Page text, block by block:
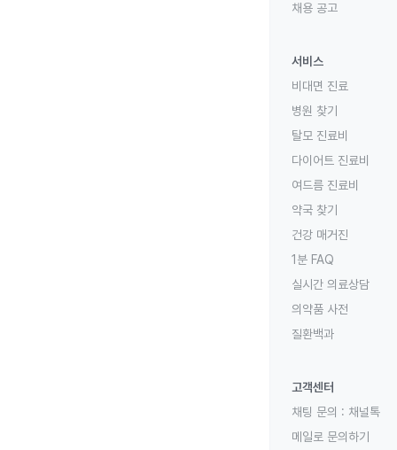
채용 공고
서비스
비대면 진료
병원 찾기
탈모 진료비
다이어트 진료비
여드름 진료비
약국 찾기
건강 매거진
1분 FAQ
실시간 의료상담
의약품 사전
질환백과
고객센터
채팅 문의 : 채널톡
메일로 문의하기